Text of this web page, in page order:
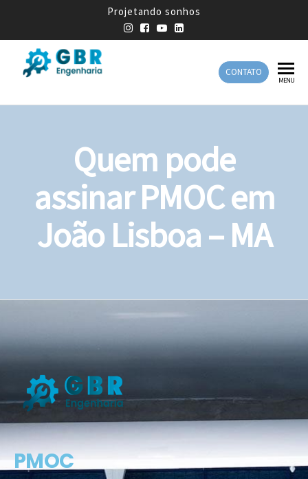
Projetando sonhos
Engenharia
Engenharia
CONTATO
MENU
Quem pode
assinar PMOC em
João Lisboa – MA
PMOC